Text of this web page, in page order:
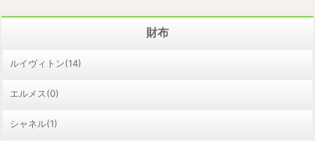
財布
ルイヴィトン(14)
エルメス(0)
シャネル(1)